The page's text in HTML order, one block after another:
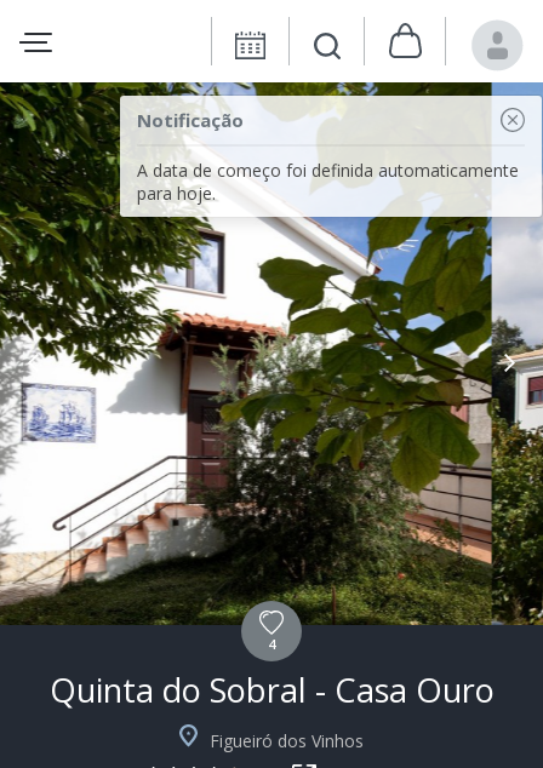
Notificação
A data de começo foi definida automaticamente
para hoje.
4
Quinta do Sobral - Casa Ouro
Figueiró dos Vinhos